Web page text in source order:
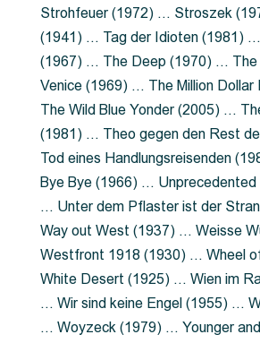
Strohfeuer (1972) … Stroszek
(1941) … Tag der Idioten (1981)
(1967) … The Deep (1970) … The
Venice (1969) … The Million
The Wild Blue Yonder (2005) …
(1981) … Theo gegen den Rest
Tod eines Handlungsreisenden
Bye Bye (1966) …
… Unter dem Pflaster ist der
Way out West (1937) … Weisse
Westfront 1918 (1930) … Wheel
White Desert (1925) … Wien im
… Wir sind keine Engel (1955) …
… Woyzeck (1979) … Younger